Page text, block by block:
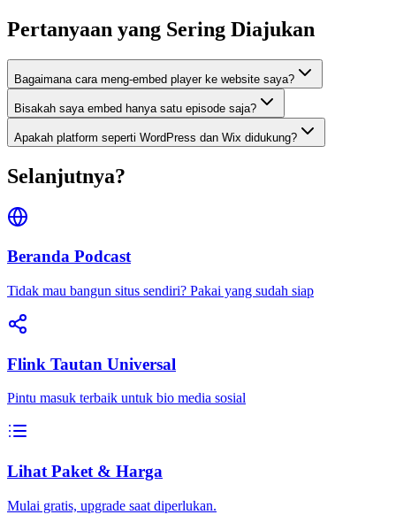
Pertanyaan yang Sering Diajukan
Bagaimana cara meng-embed player ke website saya?
Bisakah saya embed hanya satu episode saja?
Apakah platform seperti WordPress dan Wix didukung?
Selanjutnya?
Beranda Podcast
Tidak mau bangun situs sendiri? Pakai yang sudah siap
Flink Tautan Universal
Pintu masuk terbaik untuk bio media sosial
Lihat Paket & Harga
Mulai gratis, upgrade saat diperlukan.